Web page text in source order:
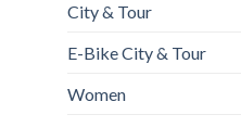
City & Tour
E-Bike City & Tour
Women